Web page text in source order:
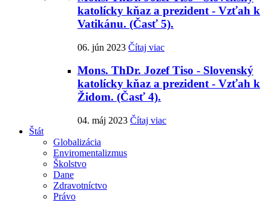
katolícky kňaz a prezident - Vzťah k
Vatikánu. (Časť 5).
06. jún 2023 Čítaj viac
Mons. ThDr. Jozef Tiso - Slovenský
katolícky kňaz a prezident - Vzťah k
Židom. (Časť 4).
04. máj 2023 Čítaj viac
Štát
Globalizácia
Enviromentalizmus
Školstvo
Dane
Zdravotníctvo
Právo